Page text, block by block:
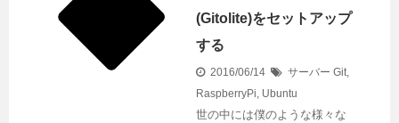
(Gitolite)をセットアップ
する
2016/06/14 サーバー Git,
RaspberryPi, Ubuntu
世の中には僕のような様々な